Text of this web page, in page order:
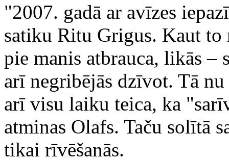
"2007. gadā ar avīzes
satiku Ritu Grigus. Kaut
pie manis atbrauca, likās –
arī negribējās dzīvot. Tā
arī visu laiku teica, ka
atminas Olafs. Taču solītā
tikai rīvēšanās.